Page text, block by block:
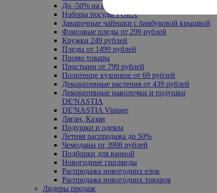
До -50% на ковры
Наборы посуды FORA
Заварочные чайники с бамбуковой крышкой
Флисовые пледы от 299 рублей
Кружки 249 рублей
Пледы от 1499 рублей
Промо товары
Простыни от 799 рублей
Полотенце кухонное от 69 рублей
Декоративные растения от 439 рублей
Декоративные наволочки и подушки
DE'NASTIA
DE'NASTIA Vintage
Ляган, Казан
Подушки и одеяла
Летняя распродажа до 50%
Чемоданы от 3998 рублей
Подборки для ванной
Новогодние гирлянды
Распродажа новогодних елок
Распродажа новогодних товаров
Лидеры продаж